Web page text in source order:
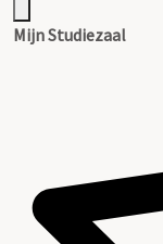
Mijn Studiezaal